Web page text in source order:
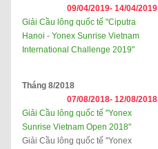
09/04/2019- 14/04/2019
Giải Cầu lông quốc tế "Ciputra
Hanoi - Yonex Sunrise Vietnam
International Challenge 2019"
Tháng 8/2018
07/08/2018- 12/08/2018
Giải Cầu lông quốc tế "Yonex
Sunrise Vietnam Open 2018"
Giải Cầu lông quốc tế "Yonex